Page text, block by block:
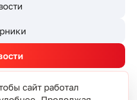
сайт работал